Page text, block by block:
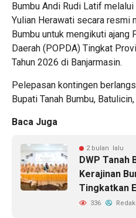
Bumbu Andi Rudi Latif
Yulian Herawati secara resmi
Bumbu untuk mengikuti ajang
Daerah (POPDA) Tingkat
Tahun 2026 di Banjarmasin.
Pelepasan kontingen
Bupati Tanah Bumbu,
Baca Juga
2 bulan lalu
DWP Tanah
Kerajinan
Tingkatkan
336